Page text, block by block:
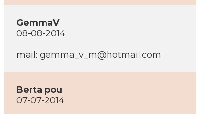
GemmaV
08-08-2014
mail: gemma_v_m@hotmail.com
Berta pou
07-07-2014